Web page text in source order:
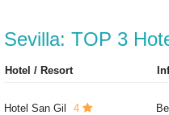
Sevilla: TOP 3
Hotel / Resort
Hotel San Gil 4